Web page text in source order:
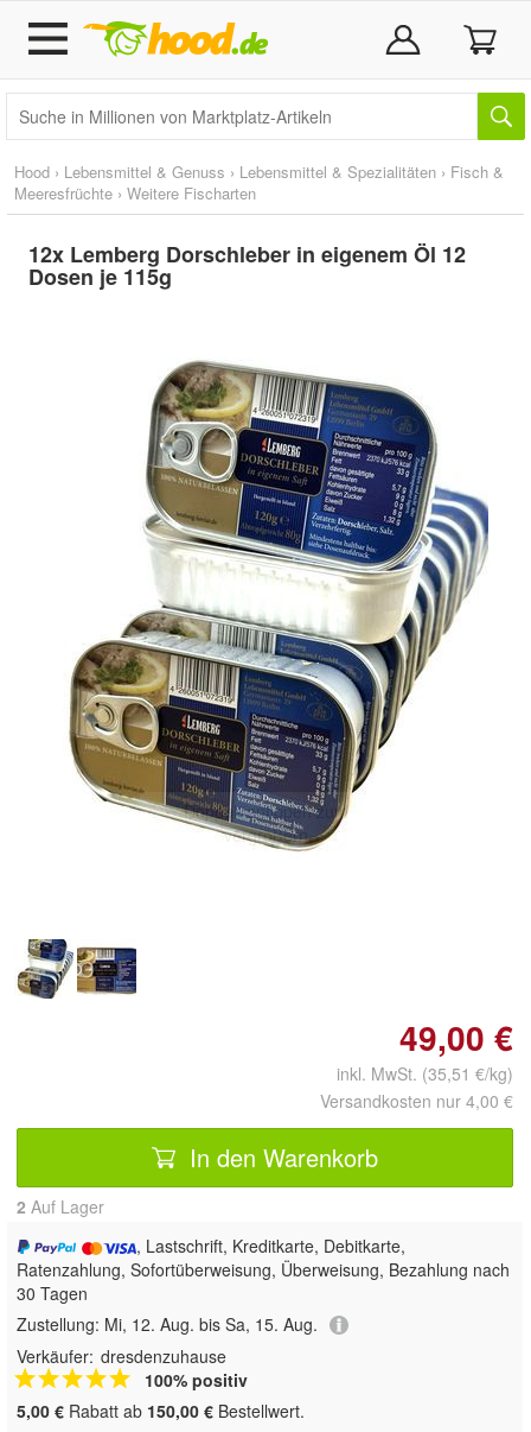
Hood › Lebensmittel & Genuss › Lebensmittel & Spezialitäten › Fisch &
Meeresfrüchte › Weitere Fischarten
12x Lemberg Dorschleber in eigenem Öl 12
Dosen je 115g
Doppelt antippen zum
vergrößern
49,00 €
inkl. MwSt. (35,51 €/kg)
Versandkosten nur 4,00 €
In den Warenkorb
2 Auf Lager
, Lastschrift, Kreditkarte, Debitkarte,
Ratenzahlung, Sofortüberweisung, Überweisung, Bezahlung nach
30 Tagen
Zustellung: Mi, 12. Aug. bis Sa, 15. Aug.
Verkäufer: dresdenzuhause
100% positiv
5,00 € Rabatt ab 150,00 € Bestellwert.